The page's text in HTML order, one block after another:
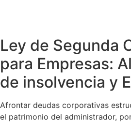
Ley de Segunda
para Empresas:
de insolvencia y
Afrontar deudas corporativas
el patrimonio del administrador,